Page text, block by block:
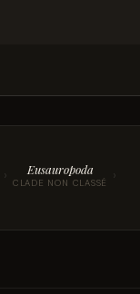
› Eusauropoda
CLADE NON CLASSÉ ›